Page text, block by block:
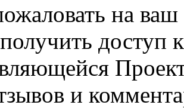
на
доступ
и